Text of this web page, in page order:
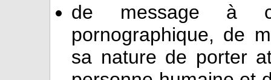
de message à
pornographique, de
sa nature de porter